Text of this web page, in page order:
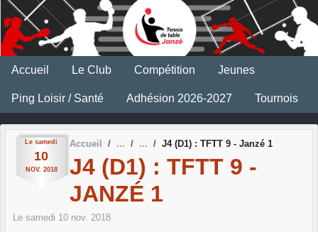
Accueil Le Club Compétition Jeunes
Ping Loisir / Santé Adhésion 2026-2027 Tournois
Le samedi
10
NOV. 2018
Accueil J4 (D1) : TFTT 9 - Janzé 1
J4 (D1) : TFTT 9 -
JANZÉ 1
Le samedi 10 nov. 2018
Panneau de gestion des cookies